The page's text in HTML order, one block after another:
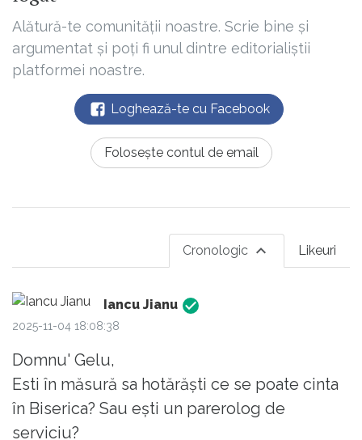
Alătură-te comunității noastre. Scrie bine și
argumentat și poți fi unul dintre editorialiștii
platformei noastre.
Loghează-te cu Facebook
Folosește contul de email
Likeuri
Cronologic
Iancu Jianu
2025-11-04 18:08:38
Domnu' Gelu,
Esti în măsură sa hotărăști ce se poate cinta
în Biserica? Sau ești un parerolog de
serviciu?